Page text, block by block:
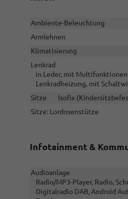
Ambiente-Beleuchtung
Armlehnen
Klimatisierung
Lenkrad
in Leder, mit
Lenkradheizung, mit
Sitze
Isofix
Sitze: Lordosenstütze
Infotainment &
Audioanlage
Radio/MP3-Player, Radio,
Digitalradio DAB, Android